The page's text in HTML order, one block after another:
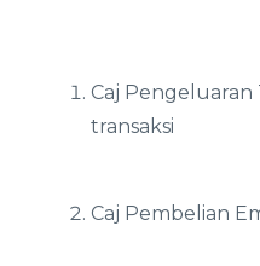
Caj Pengeluaran
transaksi
Caj Pembelian